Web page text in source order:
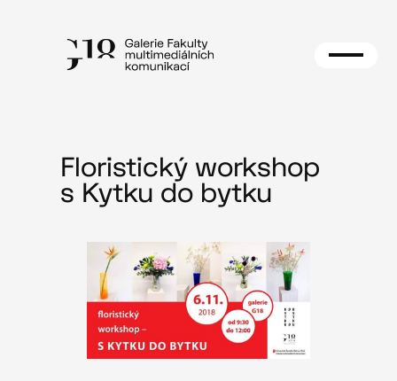
Floristický workshop
s Kytku do bytku